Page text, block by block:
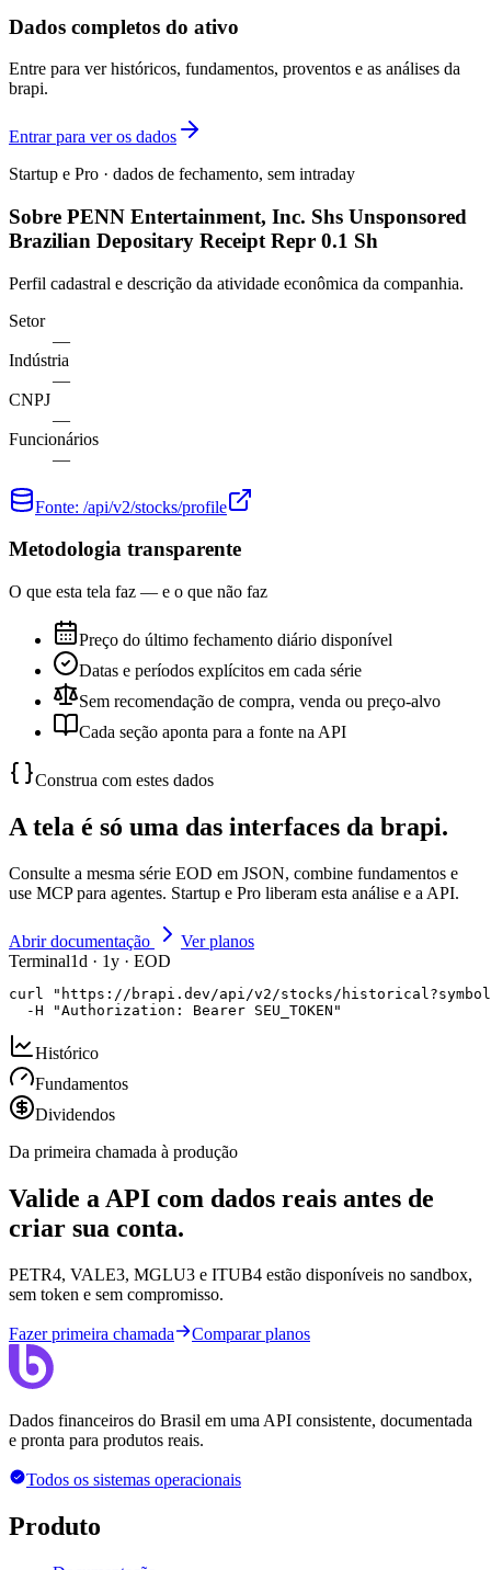
Dados completos do ativo
Entre para ver históricos, fundamentos, proventos e as análises da
brapi.
Entrar para ver os dados
Startup e Pro · dados de fechamento, sem intraday
Sobre PENN Entertainment, Inc. Shs Unsponsored
Brazilian Depositary Receipt Repr 0.1 Sh
Perfil cadastral e descrição da atividade econômica da companhia.
Setor
—
Indústria
—
CNPJ
—
Funcionários
—
Fonte: /api/v2/stocks/profile
Metodologia transparente
O que esta tela faz — e o que não faz
Preço do último fechamento diário disponível
Datas e períodos explícitos em cada série
Sem recomendação de compra, venda ou preço-alvo
Cada seção aponta para a fonte na API
Construa com estes dados
A tela é só uma das interfaces da brapi.
Consulte a mesma série EOD em JSON, combine fundamentos e
use MCP para agentes. Startup e Pro liberam esta análise e a API.
Abrir documentação
Ver planos
Terminal1d · 1y · EOD
curl "https://brapi.dev/api/v2/stocks/
  -H "Authorization: Bearer SEU_TOKEN"
Histórico
Fundamentos
Dividendos
Da primeira chamada à produção
Valide a API com dados reais antes de
criar sua conta.
PETR4, VALE3, MGLU3 e ITUB4 estão disponíveis no sandbox,
sem token e sem compromisso.
Fazer primeira chamada Comparar planos
Dados financeiros do Brasil em uma API consistente, documentada
e pronta para produtos reais.
Todos os sistemas operacionais
Produto